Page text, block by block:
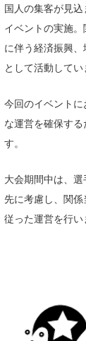
国人の集客が見
イベントの実施
に伴う経済振興
として活動してい
今回のイベント
な運営を確保す
す。
大会期間中は、
先に考慮し、関
従った運営を行い